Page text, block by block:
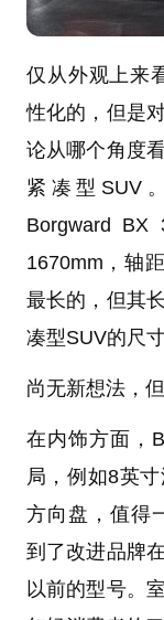
仅从外观上来
性化的，但是
论从哪个角度
紧凑型SUV
Borgward
1670mm，轴
最长的，但其
凑型SUV的尺
尚无新想法，
在内饰方面，
局，例如8英
方向盘，值得
到了改进品牌
以前的型号。